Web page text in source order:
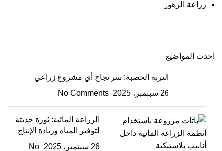
زراعة الزهور
احدث المواضيع
التربة الخصبة: سر نجاح أي مشروع زراعي
26 سبتمبر، 2025
No Comments
الزراعة المائية: ثورة حديثة
لتوفير المياه وزيادة الإنتاج
26 سبتمبر، 2025
No